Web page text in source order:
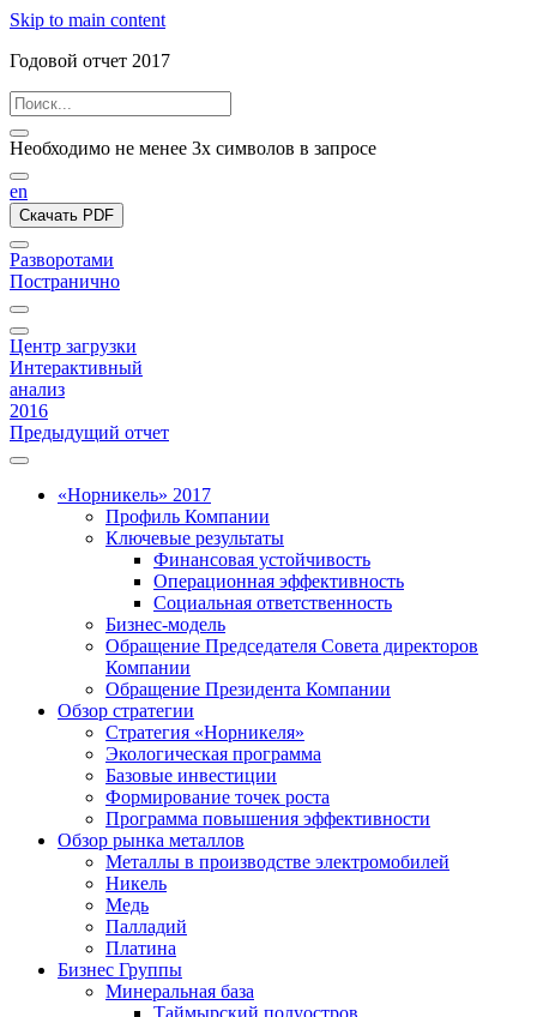
Skip to main content
Годовой отчет 2017
Необходимо не менее 3х символов в запросе
en
Скачать PDF
Разворотами
Постранично
Центр загрузки
Интерактивный
анализ
2016
Предыдущий отчет
«Норникель» 2017
Профиль Компании
Ключевые результаты
Финансовая устойчивость
Операционная эффективность
Социальная ответственность
Бизнес-модель
Обращение Председателя Совета директоров
Компании
Обращение Президента Компании
Обзор стратегии
Стратегия «Норникеля»
Экологическая программа
Базовые инвестиции
Формирование точек роста
Программа повышения эффективности
Обзор рынка металлов
Металлы в производстве электромобилей
Никель
Медь
Палладий
Платина
Бизнес Группы
Минеральная база
Таймырский полуостров